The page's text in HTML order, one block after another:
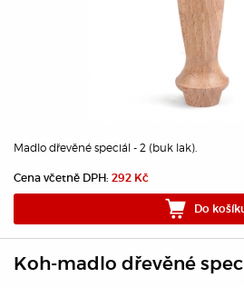
Madlo dřevěné speciál - 2 (buk lak).
Cena včetně DPH: 292 Kč
Do
Koh-madlo dřevěné